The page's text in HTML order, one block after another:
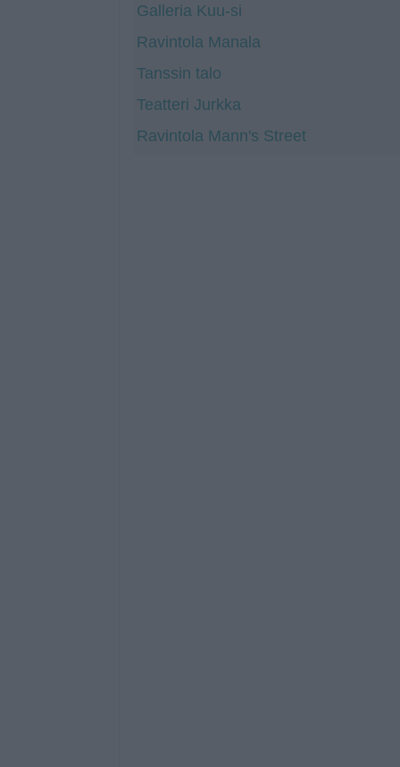
Galleria Kuu-si
Ravintola Manala
Tanssin talo
Teatteri Jurkka
Ravintola Mann's Street